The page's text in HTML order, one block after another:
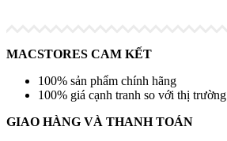
MACSTORES CAM KẾT
100% sản phẩm chính hãng
100% giá cạnh tranh so với thị trường
GIAO HÀNG VÀ THANH TOÁN